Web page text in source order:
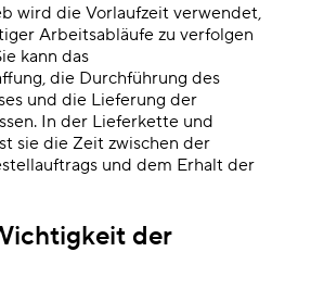
wird die Vorlaufzeit verwendet,
Arbeitsabläufe zu verfolgen
kann das
die Durchführung des
und die Lieferung der
In der Lieferkette und
sie die Zeit zwischen der
und dem Erhalt der
der